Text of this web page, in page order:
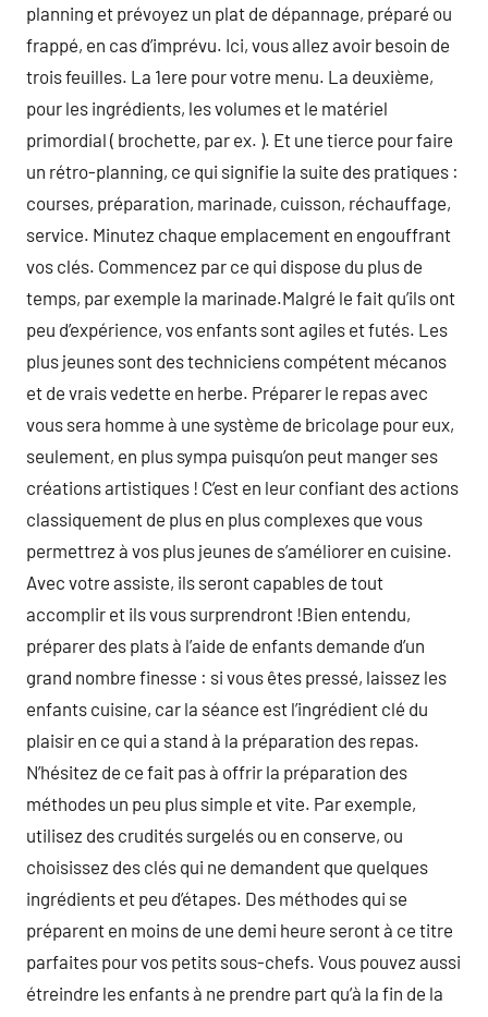
planning et prévoyez un plat de dépannage, préparé ou
frappé, en cas d’imprévu. Ici, vous allez avoir besoin de
trois feuilles. La 1ere pour votre menu. La deuxième,
pour les ingrédients, les volumes et le matériel
primordial ( brochette, par ex. ). Et une tierce pour faire
un rétro-planning, ce qui signifie la suite des pratiques :
courses, préparation, marinade, cuisson, réchauffage,
service. Minutez chaque emplacement en engouffrant
vos clés. Commencez par ce qui dispose du plus de
temps, par exemple la marinade.Malgré le fait qu’ils ont
peu d’expérience, vos enfants sont agiles et futés. Les
plus jeunes sont des techniciens compétent mécanos
et de vrais vedette en herbe. Préparer le repas avec
vous sera homme à une système de bricolage pour eux,
seulement, en plus sympa puisqu’on peut manger ses
créations artistiques ! C’est en leur confiant des actions
classiquement de plus en plus complexes que vous
permettrez à vos plus jeunes de s’améliorer en cuisine.
Avec votre assiste, ils seront capables de tout
accomplir et ils vous surprendront !Bien entendu,
préparer des plats à l’aide de enfants demande d’un
grand nombre finesse : si vous êtes pressé, laissez les
enfants cuisine, car la séance est l’ingrédient clé du
plaisir en ce qui a stand à la préparation des repas.
N’hésitez de ce fait pas à offrir la préparation des
méthodes un peu plus simple et vite. Par exemple,
utilisez des crudités surgelés ou en conserve, ou
choisissez des clés qui ne demandent que quelques
ingrédients et peu d’étapes. Des méthodes qui se
préparent en moins de une demi heure seront à ce titre
parfaites pour vos petits sous-chefs. Vous pouvez aussi
étreindre les enfants à ne prendre part qu’à la fin de la